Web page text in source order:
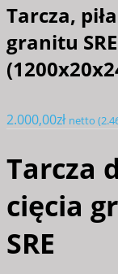
Tarcza,
granitu
2.000,00zł netto (
Tarcza
cięcia
SRE